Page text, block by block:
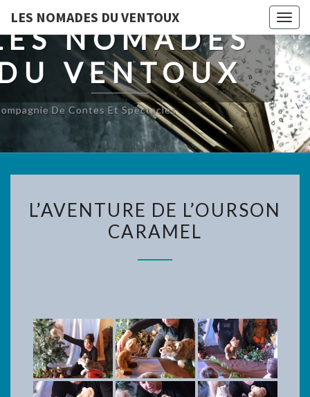
LES NOMADES DU VENTOUX
NOMADES
VENTOUX
De Contes Et Spectacles
DE
L’OURSON
L’AVENTURE DE L’OURSON
CARAMEL